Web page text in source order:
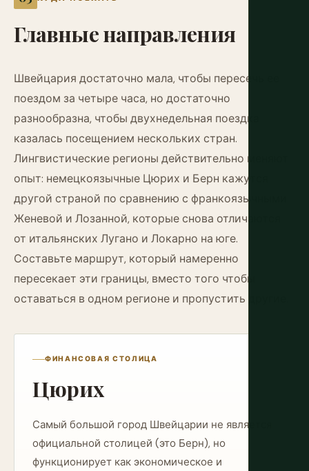
Главныенаправления
Швейцария достаточно мала, чтобы пересечь ее
поездом за четыре часа, но достаточно
разнообразна, чтобы двухнедельная поездка
казалась посещением нескольких стран.
Лингвистические регионы действительно меняют
опыт: немецкоязычные Цюрих и Берн кажутся
другой страной по сравнению с франкоязычными
Женевой и Лозанной, которые снова отличаются
от итальянских Лугано и Локарно на юге.
Составьте маршрут, который намеренно
пересекает эти границы, вместо того чтобы
оставаться в одном регионе и пропустить другие.
ФИНАНСОВАЯ СТОЛИЦА
Цюрих
Самый большой город Швейцарии не является
официальной столицей (это Берн), но
функционирует как экономическое и